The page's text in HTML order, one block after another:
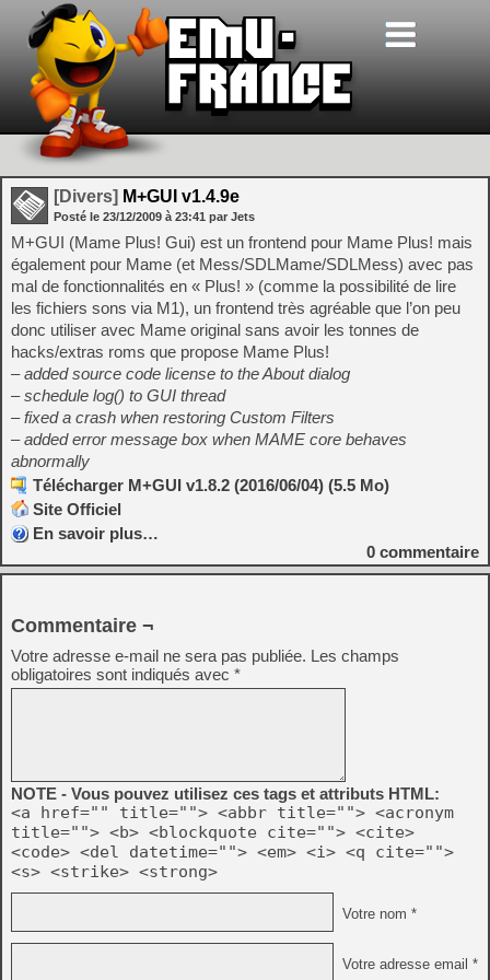
[Divers] M+GUI v1.4.9e
Posté le 23/12/2009 à 23:41 par Jets
M+GUI (Mame Plus! Gui) est un frontend pour Mame Plus! mais
également pour Mame (et Mess/SDLMame/SDLMess) avec pas
mal de fonctionnalités en « Plus! » (comme la possibilité de lire
les fichiers sons via M1), un frontend très agréable que l’on peu
donc utiliser avec Mame original sans avoir les tonnes de
hacks/extras roms que propose Mame Plus!
– added source code license to the About dialog
– schedule log() to GUI thread
– fixed a crash when restoring Custom Filters
– added error message box when MAME core behaves
abnormally
Télécharger M+GUI v1.8.2 (2016/06/04) (5.5 Mo)
Site Officiel
En savoir plus…
0 commentaire
Commentaire ¬
Votre adresse e-mail ne sera pas publiée. Les champs
obligatoires sont indiqués avec *
NOTE - Vous pouvez utilisez ces tags et attributs HTML:
<a href="" title=""> <abbr title=""> <acronym
title=""> <b> <blockquote cite=""> <cite>
<code> <del datetime=""> <em> <i> <q cite="">
<s> <strike> <strong>
Votre nom *
Votre adresse email *